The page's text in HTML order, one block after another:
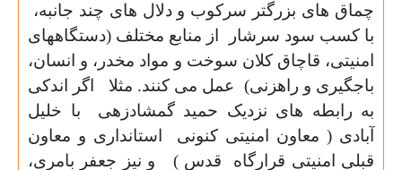
چماق های بزرگتر سرکوب و دلال های چند جانبه،
با کسب سود سرشار از منابع مختلف (دستگاههای
امنیتی، قاچاق کلان سوخت و مواد مخدر، و انسان،
باجگیری و راهزنی) عمل می کنند. مثلا اگر اندکی
به رابطه های نزدیک حمید گمشادزهی با خلیل
آبادی ( معاون امنیتی کنونی استانداری و معاون
قبلی امنیتی قرارگاه قدس ) و نیز جعفر بامری،